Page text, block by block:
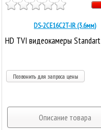
DS-2CE16C2T-IR (3.6мм)
HD TVI видеокамеры Standart
Позвонить для запроса цены
Описание товара